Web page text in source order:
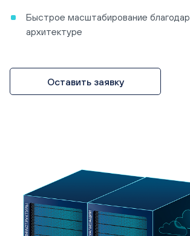
Быстрое масштабирование
архитектуре
Оставить заявку